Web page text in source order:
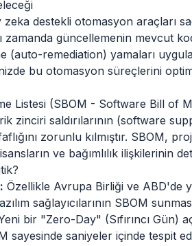
destekli otomasyon araçları
zamanda güncellemenin mevcut
(auto-remediation) yamaları
bu otomasyon süreçlerini
Listesi (SBOM - Software Bill of
zinciri saldırılarının (software
zorunlu kılmıştır. SBOM,
ve bağımlılık ilişkilerinin
Özellikle Avrupa Birliği ve ABD'de
sağlayıcılarının SBOM
bir "Zero-Day" (Sıfırıncı Gün)
sayesinde saniyeler içinde tespit